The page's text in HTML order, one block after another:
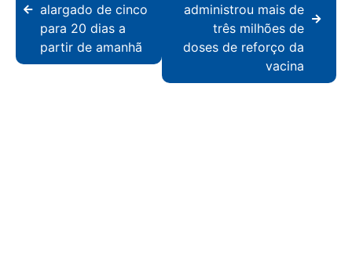
alargado de cinco
para 20 dias a
partir de amanhã
administrou mais de
três milhões de
doses de reforço da
vacina